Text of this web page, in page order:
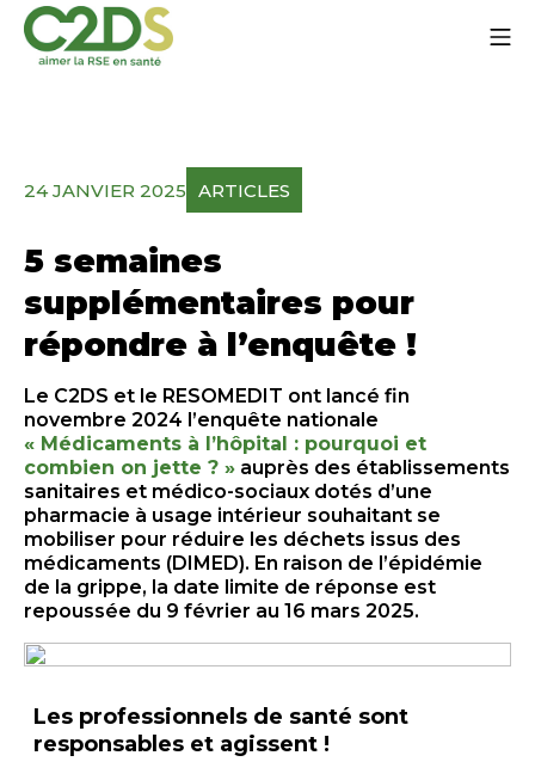
Aller
contenu
24 JANVIER 2025 ARTICLES
5 semaines
supplémentaires pour
répondre à l’enquête !
Le C2DS et le RESOMEDIT ont lancé fin
novembre 2024 l’enquête nationale
« Médicaments à l’hôpital : pourquoi et
combien on jette ? » auprès des établissements
sanitaires et médico-sociaux dotés d’une
pharmacie à usage intérieur souhaitant se
mobiliser pour réduire les déchets issus des
médicaments (DIMED). En raison de l’épidémie
de la grippe, la date limite de réponse est
repoussée du 9 février au 16 mars 2025.
Les professionnels de santé sont
responsables et agissent !